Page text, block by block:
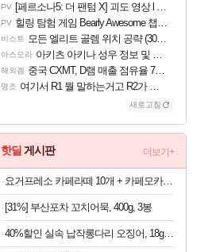
PV [페르소나5: 더 팬텀 X] 괴도 영상 l 타카마키 안·댄싱 스타
PV 힐링 탐험 게임 Bearly Awesome 챕터 1 트레일러
비스트 모든 엘리트 골렘 위치 공략 (30개) - 방랑 결투가
아스오라 아키츠 아키나 성우 정보 및 주요 필모
해외겜 중국 CXMT, D램 매출 점유율 7%…글로벌 4위로 부상
명조 여기서 R1 뭘 말하는거고 R2가 뭘말하는걸까요?
새로고침
핫딜 게시판 더보기+
요거프레소 카페라떼 10개 + 카페모카 10개
[31%] 부산포차 꼬치어묵, 400g, 3봉
40%할인 실속 납작롱다리 오징어, 18g, 10개